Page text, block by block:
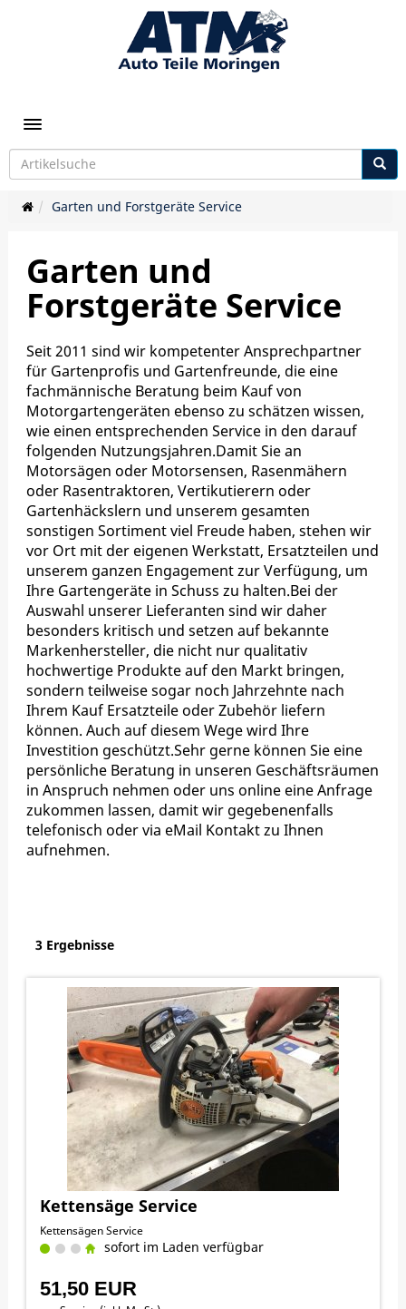
Toggle navigation
Garten und Forstgeräte Service
Garten und
Forstgeräte Service
Seit 2011 sind wir kompetenter Ansprechpartner
für Gartenprofis und Gartenfreunde, die eine
fachmännische Beratung beim Kauf von
Motorgartengeräten ebenso zu schätzen wissen,
wie einen entsprechenden Service in den darauf
folgenden Nutzungsjahren.Damit Sie an
Motorsägen oder Motorsensen, Rasenmähern
oder Rasentraktoren, Vertikutierern oder
Gartenhäckslern und unserem gesamten
sonstigen Sortiment viel Freude haben, stehen wir
vor Ort mit der eigenen Werkstatt, Ersatzteilen und
unserem ganzen Engagement zur Verfügung, um
Ihre Gartengeräte in Schuss zu halten.Bei der
Auswahl unserer Lieferanten sind wir daher
besonders kritisch und setzen auf bekannte
Markenhersteller, die nicht nur qualitativ
hochwertige Produkte auf den Markt bringen,
sondern teilweise sogar noch Jahrzehnte nach
Ihrem Kauf Ersatzteile oder Zubehör liefern
können. Auch auf diesem Wege wird Ihre
Investition geschützt.Sehr gerne können Sie eine
persönliche Beratung in unseren Geschäftsräumen
in Anspruch nehmen oder uns online eine Anfrage
zukommen lassen, damit wir gegebenenfalls
telefonisch oder via eMail Kontakt zu Ihnen
aufnehmen.
3 Ergebnisse
Kettensäge Service
Kettensägen Service
sofort im Laden verfügbar
51,50 EUR